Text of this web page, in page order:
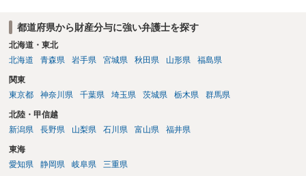
都道府県から財産分与に強い弁護士を探す
北海道・東北
北海道
青森県 岩手県 宮城県 秋田県 山形県 福島県
関東
東京都
神奈川県 千葉県 埼玉県 茨城県 栃木県 群馬県
北陸・甲信越
新潟県
長野県 山梨県 石川県 富山県 福井県
東海
愛知県
静岡県 岐阜県 三重県